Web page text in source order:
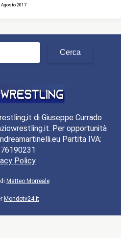
Agosto 2017
di Giuseppe Currado
Per opportunità
Partita IVA:
Policy
Matteo Morreale
Mondotv24.it